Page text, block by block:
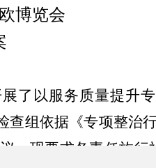
博览会
了以服务质量提升
查组依据《专项整治
，现要求各责任旅行